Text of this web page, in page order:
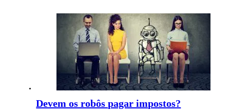
Devem os robôs pagar impostos?